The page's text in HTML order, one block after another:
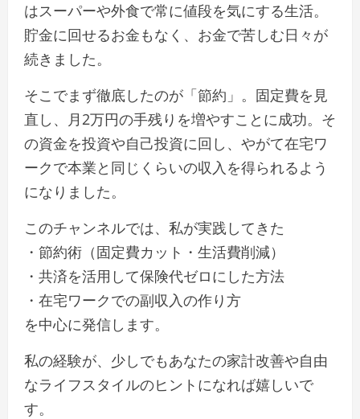
はスーパーや外食で常に値段を気にする生活。
貯金に回せるお金もなく、お金で苦しむ日々が
続きました。
そこでまず徹底したのが「節約」。固定費を見
直し、月2万円の手残りを増やすことに成功。そ
の資金を投資や自己投資に回し、やがて在宅ワ
ークで本業と同じくらいの収入を得られるよう
になりました。
このチャンネルでは、私が実践してきた
・節約術（固定費カット・生活費削減）
・共済を活用して保険代ゼロにした方法
・在宅ワークでの副収入の作り方
を中心に発信します。
私の経験が、少しでもあなたの家計改善や自由
なライフスタイルのヒントになれば嬉しいで
す。